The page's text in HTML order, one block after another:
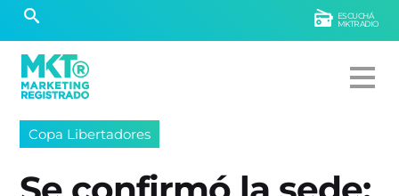
ESCUCHÁ
MKTRADIO
Copa Libertadores